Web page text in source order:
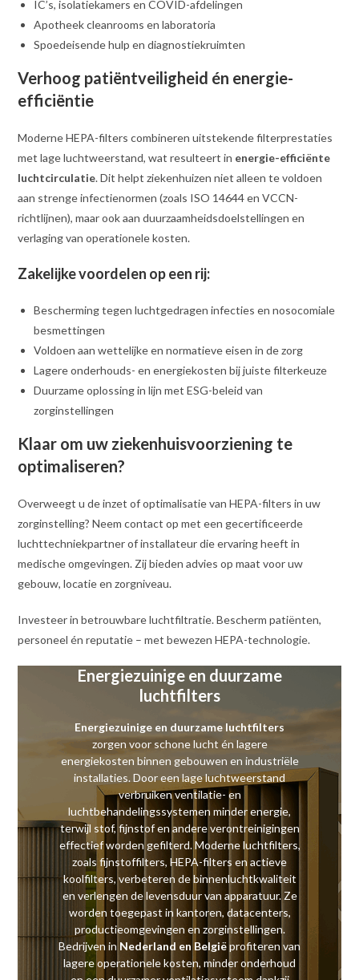
IC’s, isolatiekamers en COVID-afdelingen
Apotheek cleanrooms en laboratoria
Spoedeisende hulp en diagnostiekruimten
Verhoog patiëntveiligheid én energie-
efficiëntie
Moderne HEPA-filters combineren uitstekende filterprestaties
met lage luchtweerstand, wat resulteert in energie-efficiënte
luchtcirculatie. Dit helpt ziekenhuizen niet alleen te voldoen
aan strenge infectienormen (zoals ISO 14644 en VCCN-
richtlijnen), maar ook aan duurzaamheidsdoelstellingen en
verlaging van operationele kosten.
Zakelijke voordelen op een rij:
Bescherming tegen luchtgedragen infecties en nosocomiale
besmettingen
Voldoen aan wettelijke en normatieve eisen in de zorg
Lagere onderhouds- en energiekosten bij juiste filterkeuze
Duurzame oplossing in lijn met ESG-beleid van
zorginstellingen
Klaar om uw ziekenhuisvoorziening te
optimaliseren?
Overweegt u de inzet of optimalisatie van HEPA-filters in uw
zorginstelling? Neem contact op met een gecertificeerde
luchttechniekpartner of installateur die ervaring heeft in
medische omgevingen. Zij bieden advies op maat voor uw
gebouw, locatie en zorgniveau.
Investeer in betrouwbare luchtfiltratie. Bescherm patiënten,
personeel én reputatie – met bewezen HEPA-technologie.
Energiezuinige en duurzame
luchtfilters
Energiezuinige en duurzame luchtfilters
zorgen voor schone lucht én lagere
energiekosten binnen gebouwen en industriële
installaties. Door een lage luchtweerstand
verbruiken ventilatie- en
luchtbehandelingssystemen minder energie,
terwijl stof, fijnstof en andere verontreinigingen
effectief worden gefilterd. Moderne luchtfilters,
zoals fijnstoffilters, HEPA-filters en actieve
koolfilters, verbeteren de binnenluchtkwaliteit
en verlengen de levensduur van apparatuur. Ze
worden toegepast in kantoren, datacenters,
productieomgevingen en zorginstellingen.
Bedrijven in Nederland en Belgiëprofiteren van
lagere operationele kosten, minder onderhoud